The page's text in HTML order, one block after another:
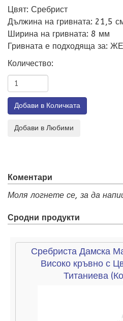
Цвят: Сребрист
Дължина на гривната: 21,5
Ширина на гривната: 8 мм
Гривната е подходяща за:
Количество:
Коментари
Моля логнете се, за да
Сродни продукти
Сребриста Дамска
Високо кръвно с
Титаниева